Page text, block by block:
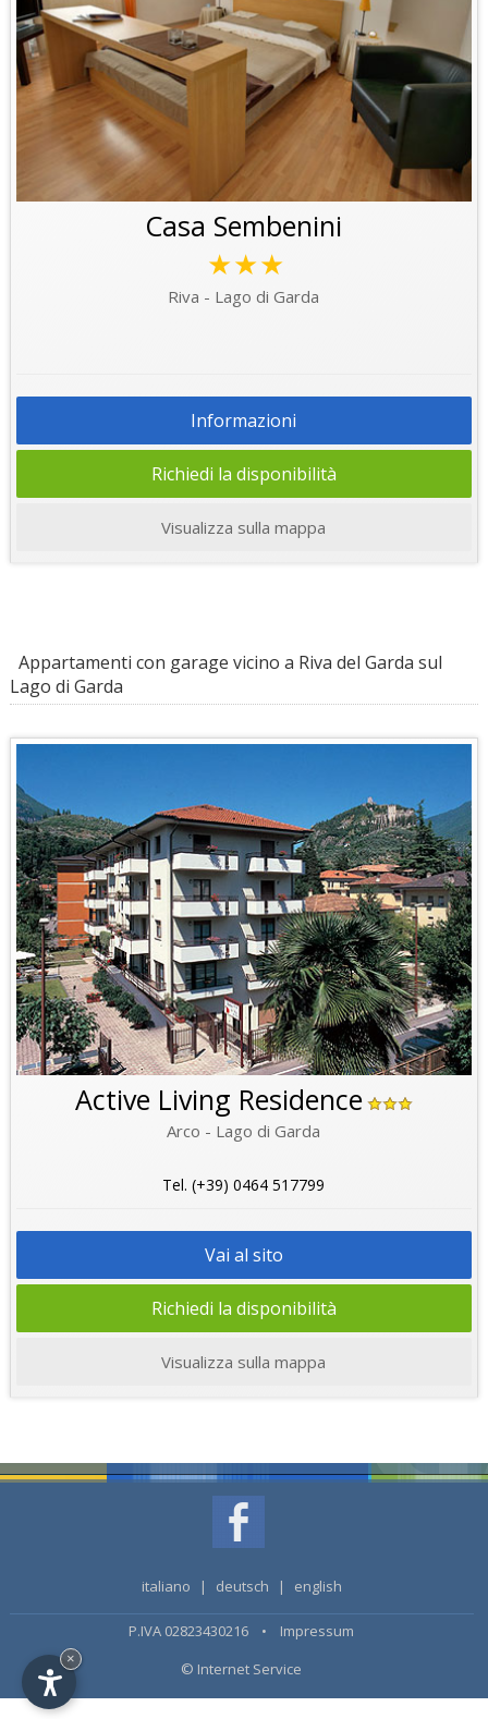
Casa Sembenini
★★★
Riva - Lago di Garda
Informazioni
Richiedi la disponibilità
Visualizza sulla mappa
Appartamenti con garage vicino a Riva del Garda sul
Lago di Garda
Active Living Residence
Arco - Lago di Garda
Tel. (+39) 0464 517799
Vai al sito
Richiedi la disponibilità
Visualizza sulla mappa
italiano | deutsch | english
P.IVA 02823430216 • Impressum
© Internet Service
×